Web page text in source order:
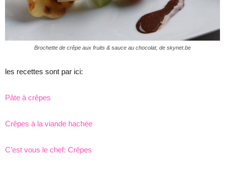
Brochette de crêpe aux fruits & sauce au chocolat, de skynet.be
les recettes sont par ici:
Pâte à crêpes
Crêpes à la viande hachée
C’est vous le chef: Crêpes